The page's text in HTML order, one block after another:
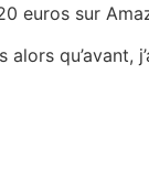
euros sur